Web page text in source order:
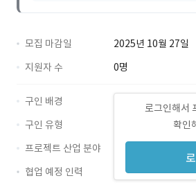
모집 마감일
2025년 10월 27일
지원자 수
0명
로그인해서
확인
구인 배경
구인 유형
프로젝트 산업 분야
협업 예정 인력